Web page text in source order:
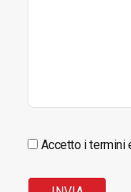
Accetto i termini